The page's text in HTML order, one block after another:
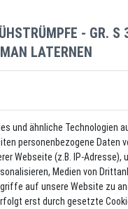
- GR. S
LATERNEN
und ähnliche Technologien
personenbezogene Daten
Webseite (z.B. IP-Adresse),
Medien von
auf unsere Website zu
erst durch gesetzte